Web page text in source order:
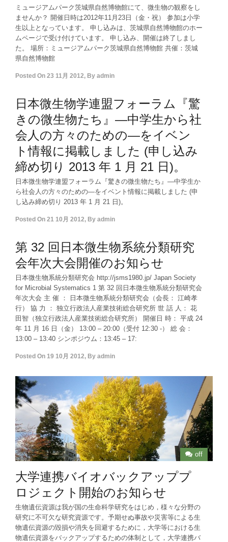
ミュージアムパーク茨城県自然博物館にて、微生物の観察をし
ませんか？ 開催日時は2012年11月23日（金・祝） 参加は小学
生以上となっています。 申し込みは、茨城県自然博物館のホー
ムページで受け付けています。 申し込み、開催は終了しまし
た。 場所：ミュージアムパーク茨城県自然博物館 共催：茨城
県自然博物館
Posted On 23 11月 2012, By admin
日本微生物学連盟フォーラム『驚
きの微生物たち』—中学生から社
会人の方々のための—をイベン
ト情報に掲載しました (申し込み
締め切り 2013 年 1 月 21 日)。
日本微生物学連盟フォーラム『驚きの微生物たち』—中学生か
ら社会人の方々のための—をイベント情報に掲載しました (申
し込み締め切り 2013 年 1 月 21 日)。
Posted On 21 10月 2012, By admin
第 32 回日本微生物系統分類研究
会年次大会開催のお知らせ
日本微生物系統分類研究会 http://jsms1980.jp/ Japan Society
for Microbial Systematics 1 第 32 回日本微生物系統分類研究会
年次大会 主 催 ： 日本微生物系統分類研究会（会長： 江崎孝
行） 協 力 ： 独立行政法人産業技術総合研究所 世 話 人： 花
田智（独立行政法人産業技術総合研究所） 開催日 時： 平成 24
年 11 月 16 日（金） 13:00 – 20:00（受付 12:30 -） 総 会：
13:00 – 13:40 シンポジウム：13:45 – 17:
Posted On 19 10月 2012, By admin
off
大学連携バイオバックアッププ
ロジェクト開始のお知らせ
生物遺伝資源は我が国の生命科学研究をはじめ，様々な分野の
研究に不可欠な研究資源です。予期せぬ事故や災害等による生
物遺伝資源の毀損や消失を回避するために，大学等における生
物遺伝資源をバックアップするための体制として，大学連携バ